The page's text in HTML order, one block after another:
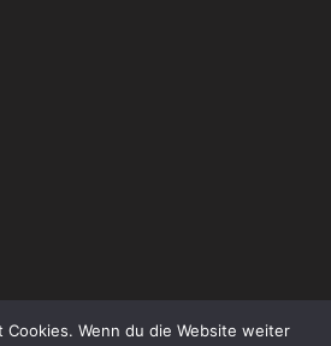
Cookies. Wenn du die Website weiter